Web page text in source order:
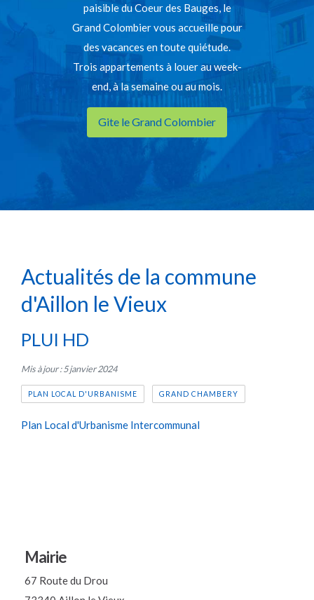
paisible du Coeur des Bauges, le
Grand Colombier vous accueille pour
des vacances en toute quiétude.
Trois appartements à louer au week-
end, à la semaine ou au mois.
Gite le Grand Colombier
Mairie
67 Route du Drou
Actualités de la commune
d'Aillon le Vieux
PLUI HD
Mis à jour : 5 janvier 2024
PLAN LOCAL D'URBANISME GRAND CHAMBERY
Plan Local d'Urbanisme Intercommunal